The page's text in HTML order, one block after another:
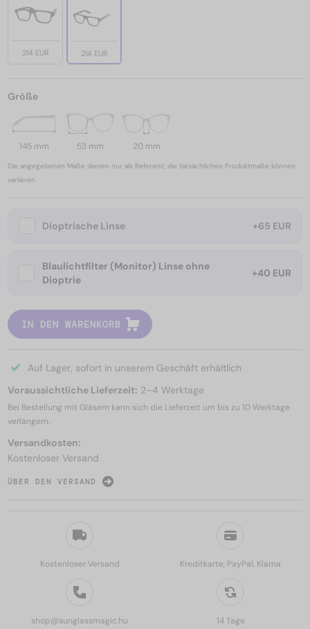
Kostenloser Versand Kreditkarte, PayPal, Klarna
shop@sunglassmagic.hu
14 Tage
214 EUR 214 EUR
Größe
145 mm 53 mm 20 mm
Die angegebenen Maße dienen nur als Referenz; die tatsächlichen Produktmaße können
variieren.
Dioptrische Linse +65 EUR
Blaulichtfilter (Monitor) Linse ohne
Dioptrie
+40 EUR
IN DEN WARENKORB
Auf Lager, sofort in unserem Geschäft erhältlich
Voraussichtliche Lieferzeit: 2–4 Werktage
Bei Bestellung mit Gläsern kann sich die Lieferzeit um bis zu 10 Werktage
verlängern.
Versandkosten:
Kostenloser Versand
ÜBER DEN VERSAND